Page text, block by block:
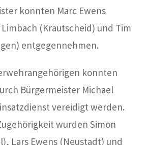
konnten Marc Ewens
(Krautscheid) und Tim
entgegennehmen.
konnten
Bürgermeister Michael
vereidigt werden.
wurden Simon
Lars Ewens (Neustadt) und